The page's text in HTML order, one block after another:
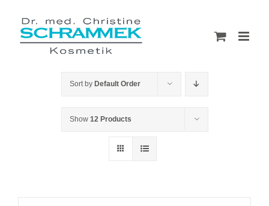
content
Sort by Default Order
Show 12 Products